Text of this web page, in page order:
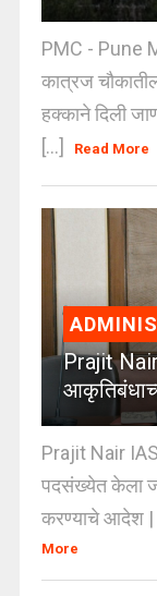
PMC - Pune
कात्रज
हक्काने दिली
[...]
Read More
Prajit Nair
Prajit Nair IAS
पदसंख्येत केला
करण्याचे आदेश |
More